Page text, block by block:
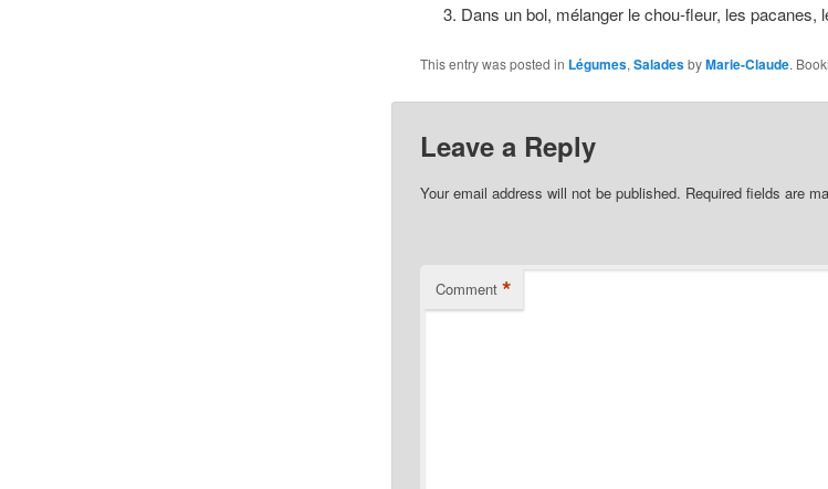
Dans un bol, mélanger le chou-fleur, les pacanes,
This entry was posted in Légumes, SaladesbyMarie-Claude.
Leave a Reply
Your email address will not be published. Required fields are
Comment *